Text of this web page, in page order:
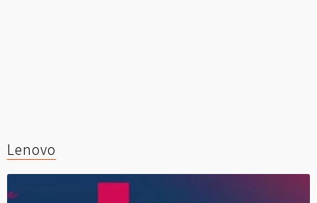
Lenovo